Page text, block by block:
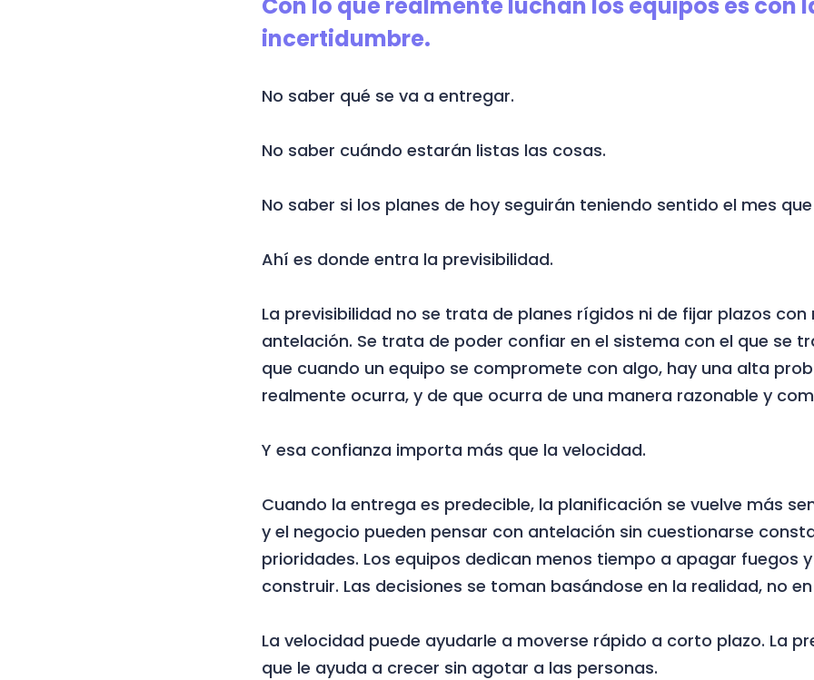
incertidumbre.
No saber qué se va a entregar.
No saber cuándo estarán listas las cosas.
No saber si los planes de hoy seguirán teniendo sentido el mes
Ahí es donde entra la previsibilidad.
La previsibilidad no se trata de planes rígidos ni de fijar plazos con
antelación. Se trata de poder confiar en el sistema con el que se
que cuando un equipo se compromete con algo, hay una alta
realmente ocurra, y de que ocurra de una manera razonable y
Y esa confianza importa más que la velocidad.
Cuando la entrega es predecible, la planificación se vuelve más
y el negocio pueden pensar con antelación sin cuestionarse
prioridades. Los equipos dedican menos tiempo a apagar fuegos
construir. Las decisiones se toman basándose en la realidad, no
La velocidad puede ayudarle a moverse rápido a corto plazo. La
que le ayuda a crecer sin agotar a las personas.